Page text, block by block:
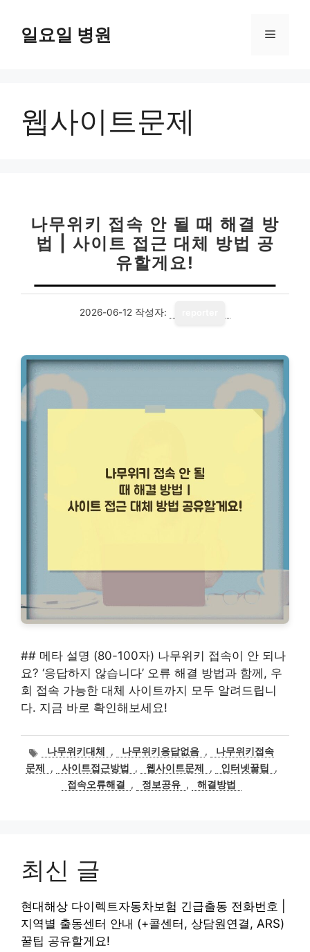
일요일 병원 메
웹사이트문제
나무위키 접속 안 될 때 해결 방
법 | 사이트 접근 대체 방법 공
유할게요!
2026-06-12 작성자:
## 메타 설명 (80-100자) 나무위키 접속이 안 되나
요? ‘응답하지 않습니다’ 오류 해결 방법과 함께, 우
회 접속 가능한 대체 사이트까지 모두 알려드립니
다. 지금 바로 확인해보세요!
태
그
나무위키대체 , 나무위키응답없음 ,
나무위키접속
문제
, 사이트접근방법 , 웹사이트문제 , 인터넷꿀팁
,
접속오류해결
, 정보공유 , 해결방법
최신 글
현대해상 다이렉트자동차보험 긴급출동 전화번호 |
지역별 출동센터 안내 (+콜센터, 상담원연결, ARS)
꿀팁 공유할게요!